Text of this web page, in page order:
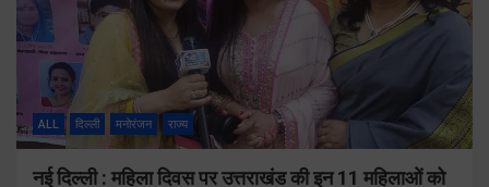
ALL दिल्ली मनोरंजन राज्य
नई दिल्ली : महिला दिवस पर उत्तराखंड की इन 11 महिलाओं को